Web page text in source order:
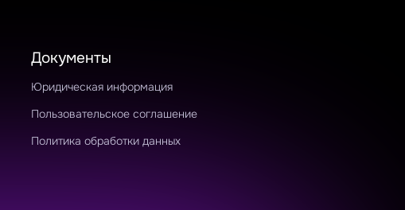
Документы
Юридическая информация
Пользовательское соглашение
Политика обработки данных